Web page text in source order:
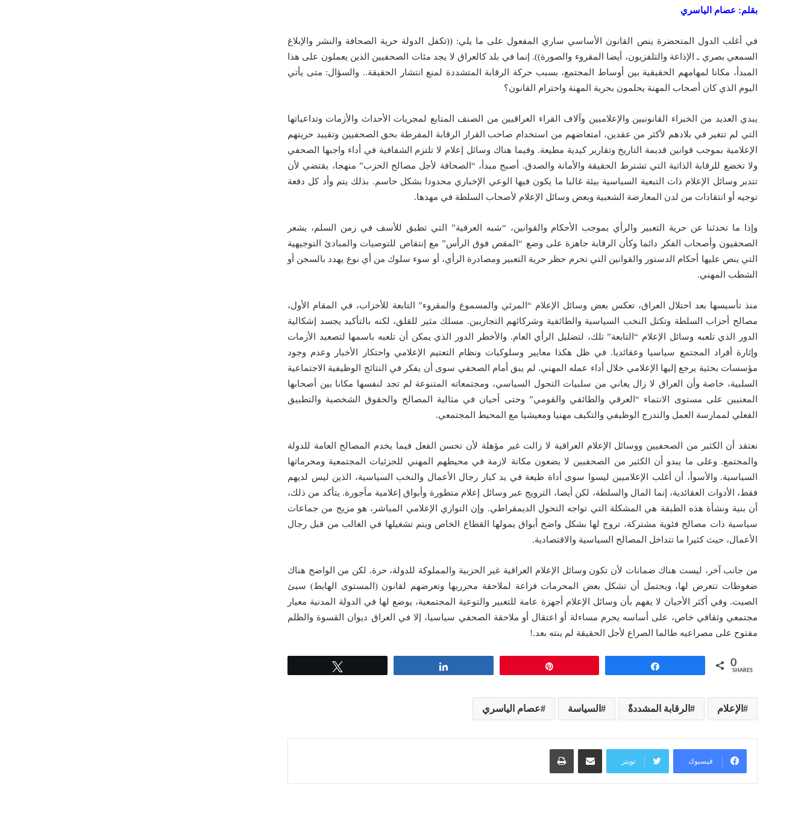
بقلم: عصام الياسري
في أغلب الدول المتحضرة ينص القانون الأساسي ساري المفعول على ما يلي: ((تكفل الدولة حرية الصحافة والنشر والإبلاغ
السمعي بصري ـ الإذاعة والتلفزيون، أيضا المقروء والصورة)). إنما في بلد كالعراق لا يجد مئات الصحفيين الذين يعملون على هذا
المبدأ، مكانا لمهامهم الحقيقية بين أوساط المجتمع، بسبب حركة الرقابة المتشددة لمنع انتشار الحقيقة.. والسؤال: متى يأتي
اليوم الذي كان أصحاب المهنة يحلمون بحرية المهنة واحترام القانون؟
يبدي العديد من الخبراء القانونيين والإعلاميين وآلاف القراء العراقيين من الصنف المتابع لمجريات الأحداث والأزمات وتداعياتها
التي لم تتغير في بلادهم لأكثر من عقدين، امتعاضهم من استخدام صاحب القرار الرقابة المفرطة بحق الصحفيين وتقييد حريتهم
الإعلامية بموجب قوانين قديمة التاريخ وتقارير كيدية مطيعة. وفيما هناك وسائل إعلام لا تلتزم الشفافية في أداء واجبها الصحفي
ولا تخضع للرقابة الذاتية التي تشترط الحقيقة والأمانة والصدق. أصبح مبدأ، “الصحافة لأجل مصالح الحزب” منهجا، يقتضي لأن
تتدبر وسائل الإعلام ذات التبعية السياسية بيئة غالبا ما يكون فيها الوعي الإخباري محدودا بشكل حاسم. بذلك يتم وأد كل دفعة
توجيه أو انتقادات من لدن المعارضة الشعبية وبعض وسائل الإعلام لأصحاب السلطة في مهدها.
وإذا ما تحدثنا عن حرية التعبير والرأي بموجب الأحكام والقوانين، “شبه العرفية” التي تطبق للأسف في زمن السلم، يشعر
الصحفيون وأصحاب الفكر دائما وكأن الرقابة جاهزة على وضع “المقص فوق الرأس” مع إنتقاص للتوصيات والمبادئ التوجيهية
التي ينص عليها أحكام الدستور والقوانين التي تحرم حظر حرية التعبير ومصادرة الرأي، أو سوء سلوك من أي نوع يهدد بالسجن أو
الشطب المهني.
منذ تأسيسها بعد احتلال العراق، تعكس بعض وسائل الإعلام “المرئي والمسموع والمقروء” التابعة للأحزاب، في المقام الأول،
مصالح أحزاب السلطة وتكتل النخب السياسية والطائفية وشركائهم التجاريين. مسلك مثير للقلق، لكنه بالتأكيد يجسد إشكالية
الدور الذي تلعبه وسائل الإعلام “التابعة” تلك، لتضليل الرأي العام. والأخطر الدور الذي يمكن أن تلعبه باسمها لتصعيد الأزمات
وإثارة أفراد المجتمع سياسيا وعقائديا. في ظل هكذا معايير وسلوكيات ونظام التعتيم الإعلامي واحتكار الأخبار وعدم وجود
مؤسسات بحثية يرجع إليها الإعلامي خلال أداء عمله المهني. لم يبق أمام الصحفي سوى أن يفكر في النتائج الوظيفية الاجتماعية
السلبية، خاصة وأن العراق لا زال يعاني من سلبيات التحول السياسي، ومجتمعاته المتنوعة لم تجد لنفسها مكانا بين أصحابها
المعنيين على مستوى الانتماء “العرقي والطائفي والقومي” وحتى أحيان في مثالية المصالح والحقوق الشخصية والتطبيق
الفعلي لممارسة العمل والتدرج الوظيفي والتكيف مهنيا ومعيشيا مع المحيط المجتمعي.
نعتقد أن الكثير من الصحفيين ووسائل الإعلام العراقية لا زالت غير مؤهلة لأن تحسن الفعل فيما يخدم المصالح العامة للدولة
والمجتمع. وعلى ما يبدو أن الكثير من الصحفيين لا يضعون مكانة لازمة في محيطهم المهني للجزئيات المجتمعية ومحرماتها
السياسية. والأسوأ، أن أغلب الإعلاميين ليسوا سوى أداة طيعة في يد كبار رجال الأعمال والنخب السياسية، الذين ليس لديهم
فقط، الأدوات العقائدية، إنما المال والسلطة، لكن أيضا، الترويج عبر وسائل إعلام متطورة وأبواق إعلامية مأجورة. يتأكد من ذلك،
أن بنية ونشأة هذه الطبقة هي المشكلة التي تواجه التحول الديمقراطي. وإن التوازي الإعلامي المباشر، هو مزيج من جماعات
سياسية ذات مصالح فئوية مشتركة، تروج لها بشكل واضح أبواق يمولها القطاع الخاص ويتم تشغيلها في الغالب من قبل رجال
الأعمال، حيث كثيرا ما تتداخل المصالح السياسية والاقتصادية.
من جانب آخر، ليست هناك ضمانات لأن تكون وسائل الإعلام العراقية غير الحزبية والمملوكة للدولة، حرة. لكن من الواضح هناك
ضغوطات تتعرض لها، ويحتمل أن تشكل بعض المحرمات فزاعة لملاحقة محرريها وتعرضهم لقانون (المستوى الهابط) سيئ
الصيت. وفي أكثر الأحيان لا يفهم بأن وسائل الإعلام أجهزة عامة للتعبير والتوعية المجتمعية، يوضع لها في الدولة المدنية معيار
مجتمعي وثقافي خاص، على أساسه يحرم مساءلة أو اعتقال أو ملاحقة الصحفي سياسيا، إلا في العراق ديوان القسوة والظلم
مفتوح على مصراعيه طالما الصراع لأجل الحقيقة لم ينته بعد.!
0
SHARES
الإعلام الرقابة المشددةّ السياسة عصام الياسري
فيسبوك تويتر
مشاركة عبر البريد طباعة